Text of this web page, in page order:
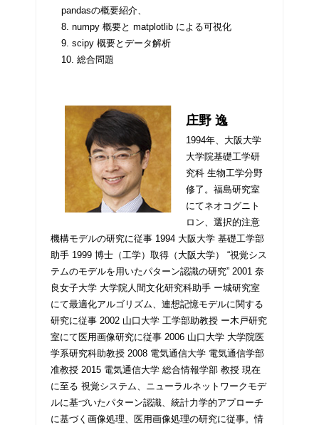
pandasの概要紹介、
8. numpy 概要と matplotlib による可視化
9. scipy 概要とデータ解析
10. 総合問題
庄野 逸
1994年、大阪大学
大学院基礎工学研
究科 生物工学分野
修了。福島研究室
にてネオコグニト
ロン、選択的注意
機構モデルの研究に従事 1994 大阪大学 基礎工学部
助手 1999 博士（工学）取得（大阪大学） “視覚シス
テムのモデルを用いたパターン認識の研究” 2001 奈
良女子大学 大学院人間文化研究科助手 ー城研究室
にて最適化アルゴリズム、連想記憶モデルに関する
研究に従事 2002 山口大学 工学部助教授 ー木戸研究
室にて医用画像研究に従事 2006 山口大学 大学院医
学系研究科助教授 2008 電気通信大学 電気通信学部
准教授 2015 電気通信大学 総合情報学部 教授 現在
に至る 視覚システム、ニューラルネットワークモデ
ルに基づいたパターン認識、統計力学的アプローチ
に基づく画像処理、医用画像処理の研究に従事。情